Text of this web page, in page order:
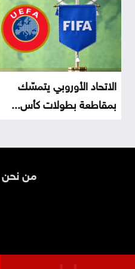
الاتحاد الأوروبي يتمسّك
بمقاطعة بطولات كأس...
من نحن